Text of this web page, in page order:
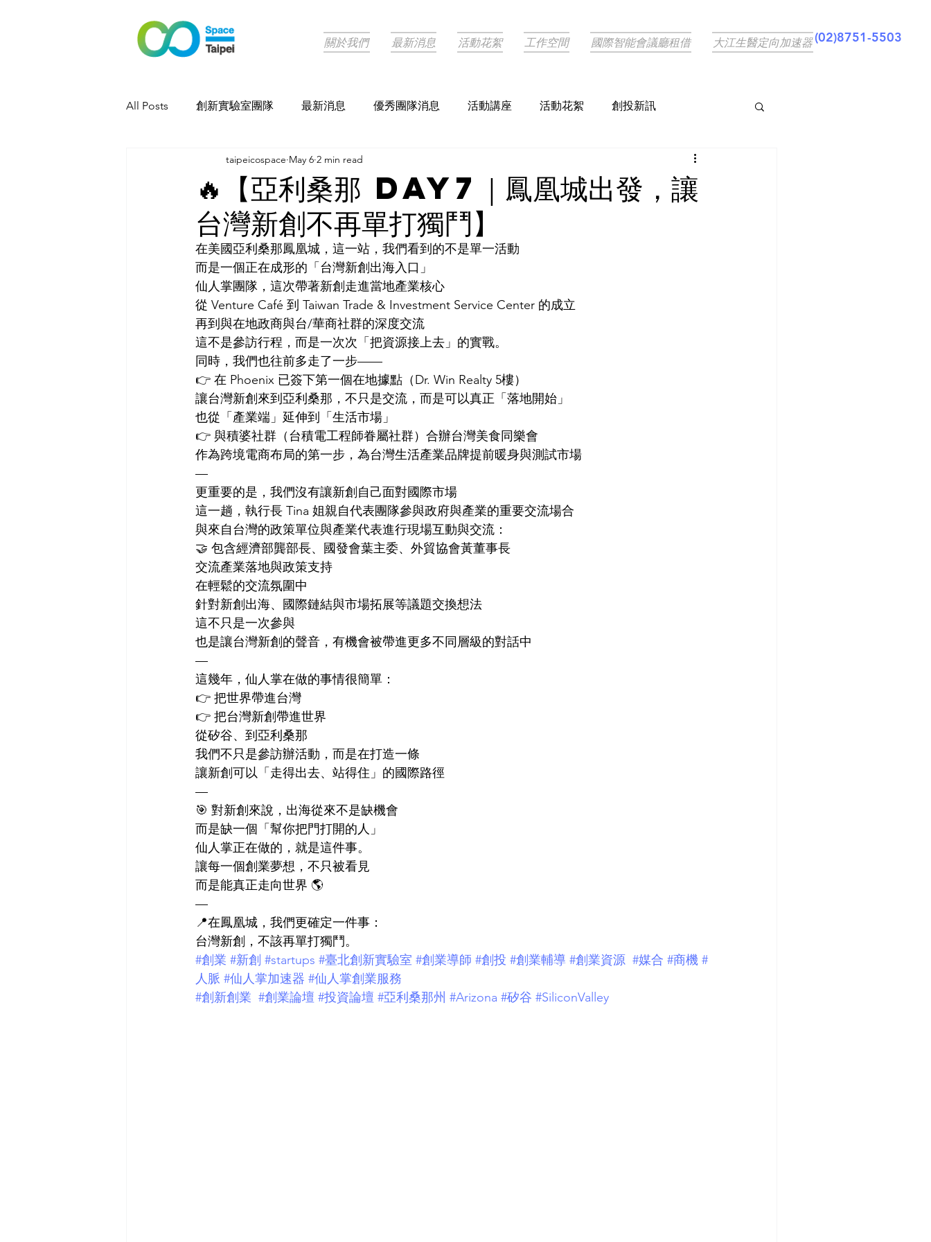
關於我們 最新消息 活動花絮 工作空間 國際智能會議廳租借 大江生醫定向加速器 (02)8751-5503
All Posts 創新實驗室團隊 最新消息 優秀團隊消息 活動講座 活動花絮 創投新訊
🔥【亞利桑那 Day7｜鳳凰城出發，讓
台灣新創不再單打獨鬥】
taipeicospace May 6 2 min read
在美國亞利桑那鳳凰城，這一站，我們看到的不是單一活動
而是一個正在成形的「台灣新創出海入口」
仙人掌團隊，這次帶著新創走進當地產業核心
從 Venture Café 到 Taiwan Trade & Investment Service Center 的成立
再到與在地政商與台/華商社群的深度交流
這不是參訪行程，而是一次次「把資源接上去」的實戰。
同時，我們也往前多走了一步——
👉 在 Phoenix 已簽下第一個在地據點（Dr. Win Realty 5樓）
讓台灣新創來到亞利桑那，不只是交流，而是可以真正「落地開始」
也從「產業端」延伸到「生活市場」
👉 與積婆社群（台積電工程師眷屬社群）合辦台灣美食同樂會
作為跨境電商布局的第一步，為台灣生活產業品牌提前暖身與測試市場
—
更重要的是，我們沒有讓新創自己面對國際市場
這一趟，執行長 Tina 姐親自代表團隊參與政府與產業的重要交流場合
與來自台灣的政策單位與產業代表進行現場互動與交流：
🤝 包含經濟部龔部長、國發會葉主委、外貿協會黃董事長
交流產業落地與政策支持
在輕鬆的交流氛圍中
針對新創出海、國際鏈結與市場拓展等議題交換想法
這不只是一次參與
也是讓台灣新創的聲音，有機會被帶進更多不同層級的對話中
—
這幾年，仙人掌在做的事情很簡單：
👉 把世界帶進台灣
👉 把台灣新創帶進世界
從矽谷、到亞利桑那
我們不只是參訪辦活動，而是在打造一條
讓新創可以「走得出去、站得住」的國際路徑
—
🎯 對新創來說，出海從來不是缺機會
而是缺一個「幫你把門打開的人」
仙人掌正在做的，就是這件事。
讓每一個創業夢想，不只被看見
而是能真正走向世界 🌎
—
📍在鳳凰城，我們更確定一件事：
台灣新創，不該再單打獨鬥。
#創業 #新創 #startups #臺北創新實驗室 #創業導師 #創投 #創業輔導 #創業資源 #媒合 #商機 #
人脈 #仙人掌加速器 #仙人掌創業服務
#創新創業 #創業論壇 #投資論壇 #亞利桑那州 #Arizona #矽谷 #SiliconValley